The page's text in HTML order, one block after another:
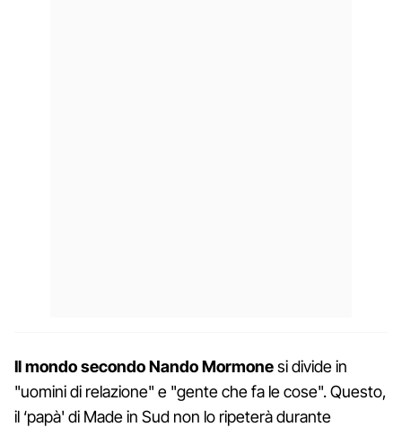
Il mondo secondo Nando Mormonesi divide in
"uomini di relazione" e "gente che fa le cose". Questo,
il ‘papà' di Made in Sud non lo ripeterà durante